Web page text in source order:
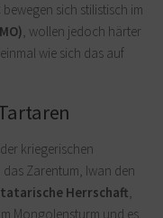
bewegen sich stilistisch im
, wollen jedoch härter
wie sich das auf
kriegerischen
Zarentum, Iwan den
tatarische Herrschaft,
Mongolensturm und es